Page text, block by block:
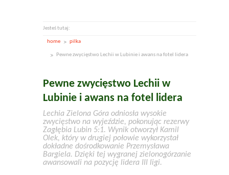
Jesteś tutaj:
home pilka
Pewne zwycięstwo Lechii w Lubinie i awans na fotel lidera
Pewne zwycięstwo Lechii w
Lubinie i awans na fotel lidera
Lechia Zielona Góra odniosła wysokie
zwycięstwo na wyjeździe, pokonując rezerwy
Zagłębia Lubin 5:1. Wynik otworzył Kamil
Olek, który w drugiej połowie wykorzystał
dokładne dośrodkowanie Przemysława
Bargiela. Dzięki tej wygranej zielonogórzanie
awansowali na pozycję lidera III ligi.